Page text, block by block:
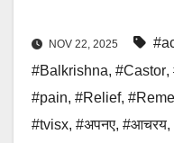
NOV 22, 2025
#Balkrishna, #Castor,
#pain, #Relief,
#tvisx, #अपनए, #आचरय,